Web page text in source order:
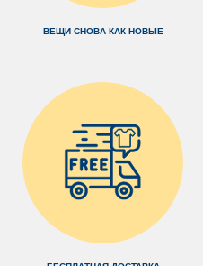
ВЕЩИ СНОВА КАК НОВЫЕ